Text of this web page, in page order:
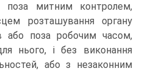
поза митним контролем,
розташування органу
або поза робочим часом,
нього, і без виконання
або з незаконним